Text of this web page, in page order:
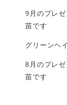
9月のプレ
苗です
グリーンヘ
8月のプレ
苗です